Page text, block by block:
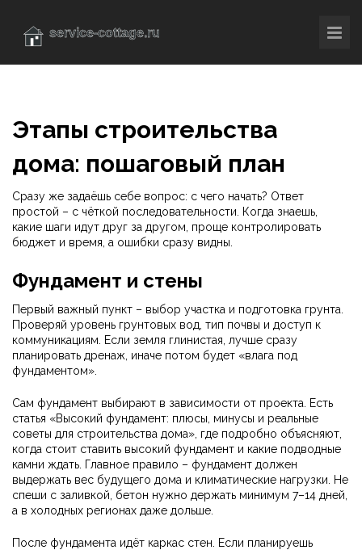
Этапы строительства
дома: пошаговый план
Сразу же задаёшь себе вопрос: с чего начать? Ответ
простой – с чёткой последовательности. Когда знаешь,
какие шаги идут друг за другом, проще контролировать
бюджет и время, а ошибки сразу видны.
Фундамент и стены
Первый важный пункт – выбор участка и подготовка грунта.
Проверяй уровень грунтовых вод, тип почвы и доступ к
коммуникациям. Если земля глинистая, лучше сразу
планировать дренаж, иначе потом будет «влага под
фундаментом».
Сам фундамент выбирают в зависимости от проекта. Есть
статья «Высокий фундамент: плюсы, минусы и реальные
советы для строительства дома», где подробно объясняют,
когда стоит ставить высокий фундамент и какие подводные
камни ждать. Главное правило – фундамент должен
выдержать вес будущего дома и климатические нагрузки. Не
спеши с заливкой, бетон нужно держать минимум 7–14 дней,
а в холодных регионах даже дольше.
После фундамента идёт каркас стен. Если планируешь